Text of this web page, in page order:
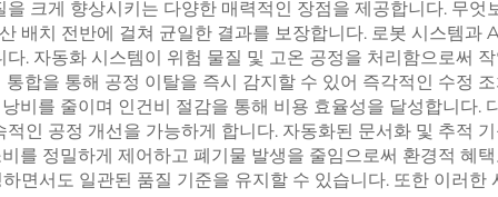
크게 향상시키는 다양한 매력적인 장점을 제공합니다. 무
배치 전반에 걸쳐 균일한 결과를 보장합니다. 로봇 시스템
. 자동화 시스템이 위험 물질 및 고온 공정을 처리함으로써
합을 통해 공정 이탈을 즉시 감지할 수 있어 즉각적인 수정
비를 줄이며 인건비 절감을 통해 비용 효율성을 달성합니다.
인 공정 개선을 가능하게 합니다. 자동화된 문서화 및 추적
를 정밀하게 제어하고 폐기물 발생을 줄임으로써 환경적 혜
면서도 일관된 품질 기준을 유지할 수 있습니다. 또한 이러